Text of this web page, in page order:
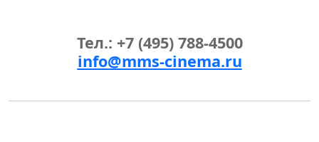
Тел.: +7 (495) 788-4500
info@mms-cinema.ru